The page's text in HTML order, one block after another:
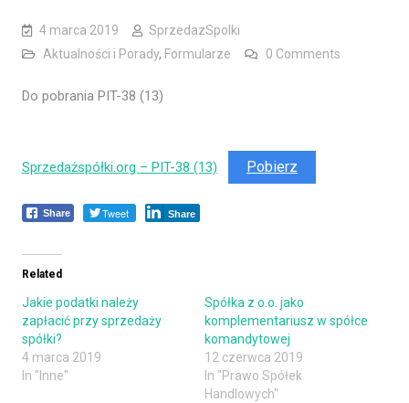
4 marca 2019
SprzedazSpolki
Aktualności i Porady, Formularze 0 Comments
Do pobrania PIT-38 (13)
Sprzedażspółki.org – PIT-38 (13) Pobierz
Share Tweet Share
Related
Jakie podatki należy
zapłacić przy sprzedaży
spółki?
4 marca 2019
In "Inne"
Spółka z o.o. jako
komplementariusz w spółce
komandytowej
12 czerwca 2019
In "Prawo Spółek
Handlowych"